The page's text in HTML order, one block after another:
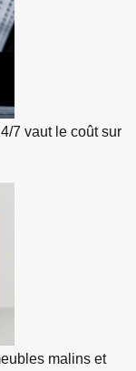
7 vaut le coût sur
malins et